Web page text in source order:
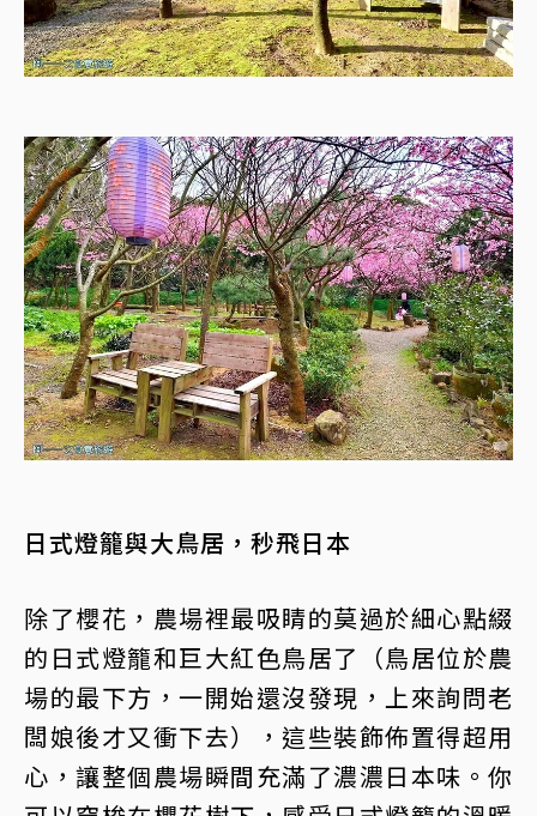
日式燈籠與大鳥居，秒飛日本
除了櫻花，農場裡最吸睛的莫過於細心點綴
的日式燈籠和巨大紅色鳥居了（鳥居位於農
場的最下方，一開始還沒發現，上來詢問老
闆娘後才又衝下去），這些裝飾佈置得超用
心，讓整個農場瞬間充滿了濃濃日本味。你